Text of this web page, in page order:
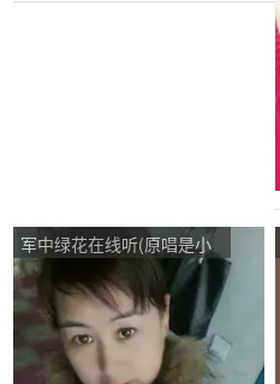
军中绿花在线听(原唱是小
曾)，红玫瑰演唱点播:141
次